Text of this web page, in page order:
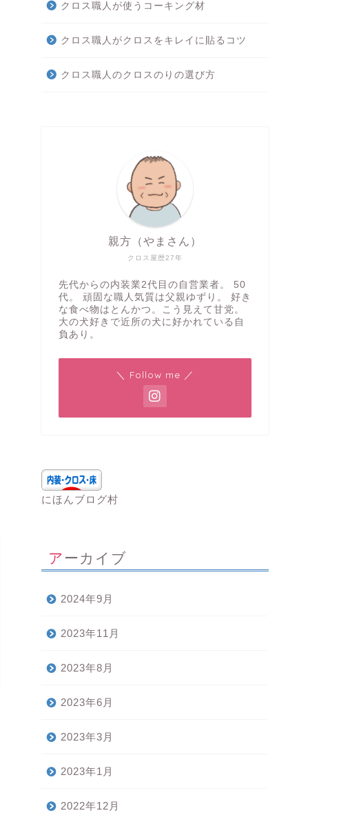
クロス職人が使うコーキング材
クロス職人がクロスをキレイに貼るコツ
クロス職人のクロスのりの選び方
クロス屋歴27年
親方（やまさん）
先代からの内装業2代目の自営業者。 50
代。 頑固な職人気質は父親ゆずり。 好き
な食べ物はとんかつ。こう見えて甘党。
大の犬好きで近所の犬に好かれている自
負あり。
＼ Follow me ／
にほんブログ村
アーカイブ
2024年9月
2023年11月
2023年8月
2023年6月
2023年3月
2023年1月
2022年12月